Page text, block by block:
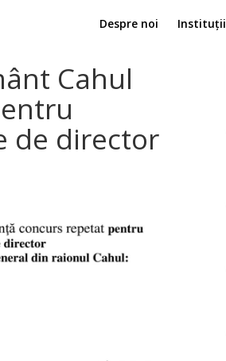
Despre noi Instituții
Cahul
de director